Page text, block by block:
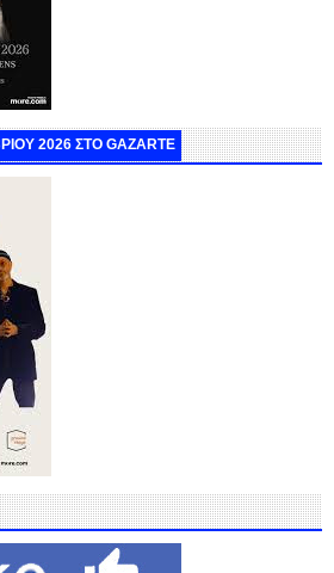
2026 ΣΤΟ GAZARTE